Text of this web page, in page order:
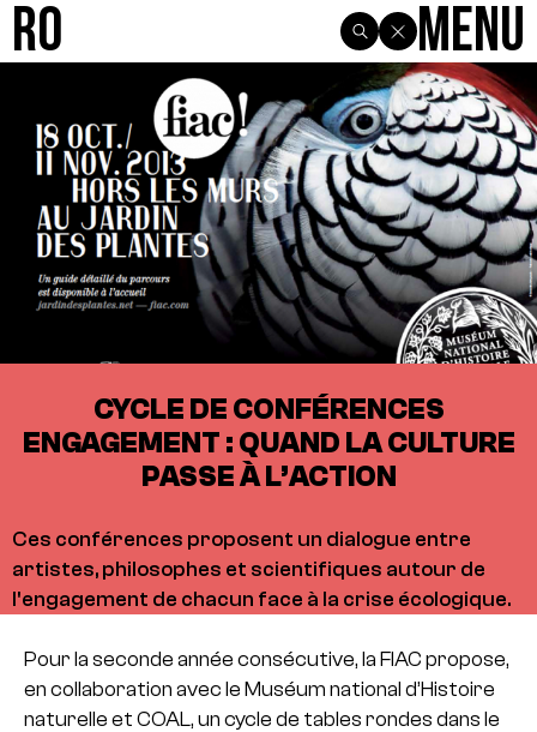
R0 Menu
CYCLE DE CONFÉRENCES
ENGAGEMENT : QUAND LA CULTURE
PASSE À L’ACTION
Ces conférences proposent un dialogue entre
artistes, philosophes et scientifiques autour de
l'engagement de chacun face à la crise écologique.
Pour la seconde année consécutive, la FIAC propose,
en collaboration avec le Muséum national d’Histoire
naturelle et COAL, un cycle de tables rondes dans le